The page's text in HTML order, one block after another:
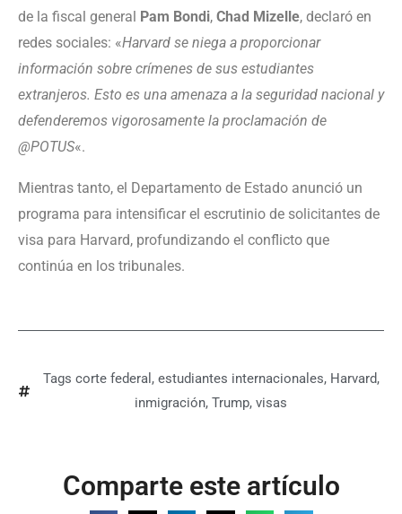
de la fiscal general Pam Bondi, Chad Mizelle, declaró en
redes sociales: «Harvard se niega a proporcionar
información sobre crímenes de sus estudiantes
extranjeros. Esto es una amenaza a la seguridad nacional y
defenderemos vigorosamente la proclamación de
@POTUS«.
Mientras tanto, el Departamento de Estado anunció un
programa para intensificar el escrutinio de solicitantes de
visa para Harvard, profundizando el conflicto que
continúa en los tribunales.
Tags corte federal , estudiantes internacionales, Harvard,
inmigración, Trump, visas
Comparte este artículo